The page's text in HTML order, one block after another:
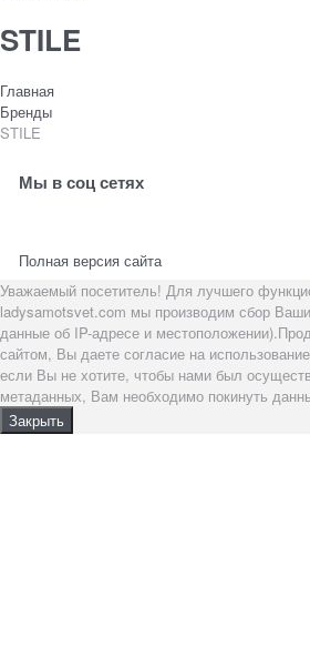
STILE
Главная
Бренды
STILE
Мы в соц сетях
Полная версия сайта
Уважаемый посетитель! Для лучшего
ladysamotsvet.com мы производим сбор
данные об IP-адресе и
сайтом, Вы даете согласие на
если Вы не хотите, чтобы нами был
метаданных, Вам необходимо покинуть
Закрыть